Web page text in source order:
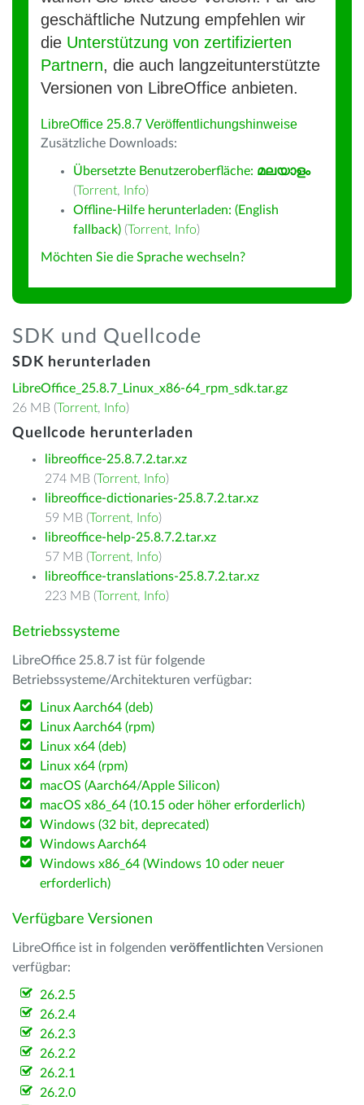
geschäftliche Nutzung empfehlen wir
die Unterstützung von zertifizierten
Partnern, die auch langzeitunterstützte
Versionen von LibreOffice anbieten.
LibreOffice 25.8.7 Veröffentlichungshinweise
Zusätzliche Downloads:
Übersetzte Benutzeroberfläche: മലയാളം
(Torrent, Info)
Offline-Hilfe herunterladen: (English
fallback) (Torrent, Info)
Möchten Sie die Sprache wechseln?
SDK und Quellcode
SDK herunterladen
LibreOffice_25.8.7_Linux_x86-64_rpm_sdk.tar.gz
26 MB (Torrent, Info)
Quellcode herunterladen
libreoffice-25.8.7.2.tar.xz
274 MB (Torrent, Info)
libreoffice-dictionaries-25.8.7.2.tar.xz
59 MB (Torrent, Info)
libreoffice-help-25.8.7.2.tar.xz
57 MB (Torrent, Info)
libreoffice-translations-25.8.7.2.tar.xz
223 MB (Torrent, Info)
Betriebssysteme
LibreOffice 25.8.7 ist für folgende
Betriebssysteme/Architekturen verfügbar:
Linux Aarch64 (deb)
Linux Aarch64 (rpm)
Linux x64 (deb)
Linux x64 (rpm)
macOS (Aarch64/Apple Silicon)
macOS x86_64 (10.15 oder höher erforderlich)
Windows (32 bit, deprecated)
Windows Aarch64
Windows x86_64 (Windows 10 oder neuer
erforderlich)
Verfügbare Versionen
LibreOffice ist in folgenden veröffentlichten Versionen
verfügbar:
26.2.5
26.2.4
26.2.3
26.2.2
26.2.1
26.2.0